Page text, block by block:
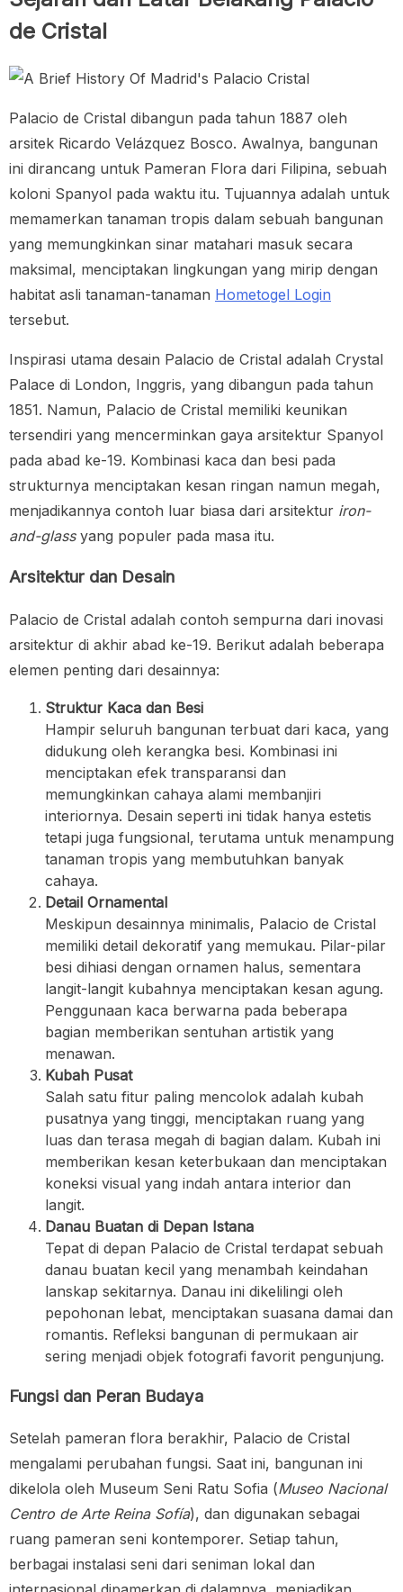
de Cristal
Palacio de Cristal dibangun pada tahun 1887 oleh
arsitek Ricardo Velázquez Bosco. Awalnya, bangunan
ini dirancang untuk Pameran Flora dari Filipina, sebuah
koloni Spanyol pada waktu itu. Tujuannya adalah untuk
memamerkan tanaman tropis dalam sebuah bangunan
yang memungkinkan sinar matahari masuk secara
maksimal, menciptakan lingkungan yang mirip dengan
habitat asli tanaman-tanaman Hometogel Login
tersebut.
Inspirasi utama desain Palacio de Cristal adalah Crystal
Palace di London, Inggris, yang dibangun pada tahun
1851. Namun, Palacio de Cristal memiliki keunikan
tersendiri yang mencerminkan gaya arsitektur Spanyol
pada abad ke-19. Kombinasi kaca dan besi pada
strukturnya menciptakan kesan ringan namun megah,
menjadikannya contoh luar biasa dari arsitektur iron-
and-glassyang populer pada masa itu.
Arsitektur dan Desain
Palacio de Cristal adalah contoh sempurna dari inovasi
arsitektur di akhir abad ke-19. Berikut adalah beberapa
elemen penting dari desainnya:
Struktur Kaca dan Besi
Hampir seluruh bangunan terbuat dari kaca, yang
didukung oleh kerangka besi. Kombinasi ini
menciptakan efek transparansi dan
memungkinkan cahaya alami membanjiri
interiornya. Desain seperti ini tidak hanya estetis
tetapi juga fungsional, terutama untuk menampung
tanaman tropis yang membutuhkan banyak
cahaya.
Detail Ornamental
Meskipun desainnya minimalis, Palacio de Cristal
memiliki detail dekoratif yang memukau. Pilar-pilar
besi dihiasi dengan ornamen halus, sementara
langit-langit kubahnya menciptakan kesan agung.
Penggunaan kaca berwarna pada beberapa
bagian memberikan sentuhan artistik yang
menawan.
Kubah Pusat
Salah satu fitur paling mencolok adalah kubah
pusatnya yang tinggi, menciptakan ruang yang
luas dan terasa megah di bagian dalam. Kubah ini
memberikan kesan keterbukaan dan menciptakan
koneksi visual yang indah antara interior dan
langit.
Danau Buatan di Depan Istana
Tepat di depan Palacio de Cristal terdapat sebuah
danau buatan kecil yang menambah keindahan
lanskap sekitarnya. Danau ini dikelilingi oleh
pepohonan lebat, menciptakan suasana damai dan
romantis. Refleksi bangunan di permukaan air
sering menjadi objek fotografi favorit pengunjung.
Fungsi dan Peran Budaya
Setelah pameran flora berakhir, Palacio de Cristal
mengalami perubahan fungsi. Saat ini, bangunan ini
dikelola oleh Museum Seni Ratu Sofia (Museo Nacional
Centro de Arte Reina Sofía), dan digunakan sebagai
ruang pameran seni kontemporer. Setiap tahun,
berbagai instalasi seni dari seniman lokal dan